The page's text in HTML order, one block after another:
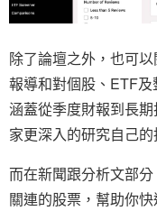
除了論壇之外，也可
報導和對個股、ETF
涵蓋從季度財報到長
家更深入的研究自己的
而在新聞跟分析文部
關連的股票，幫助你